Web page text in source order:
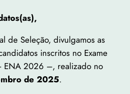
de Seleção, divulgamos as
inscritos no Exame
ENA 2026 –, realizado no
de 2025.